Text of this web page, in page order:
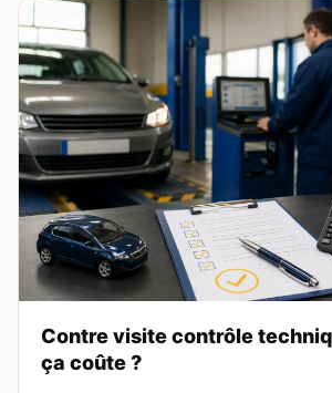
Contre visite contrôle
ça coûte ?